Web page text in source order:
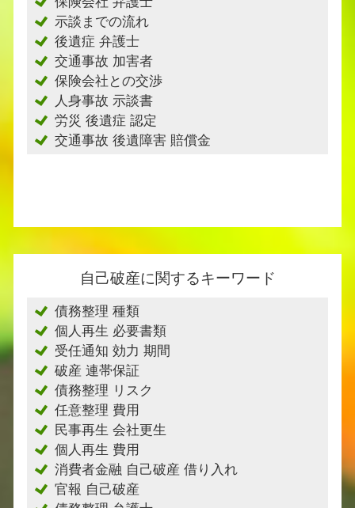
示談までの流れ
後遺症 弁護士
交通事故 加害者
保険会社との交渉
人身事故 示談書
労災 後遺症 認定
交通事故 後遺障害 賠償金
自己破産に関するキーワード
債務整理 種類
個人再生 必要書類
受任通知 効力 期間
破産 連帯保証
債務整理 リスク
任意整理 費用
民事再生 会社更生
個人再生 費用
消費者金融 自己破産 借り入れ
官報 自己破産